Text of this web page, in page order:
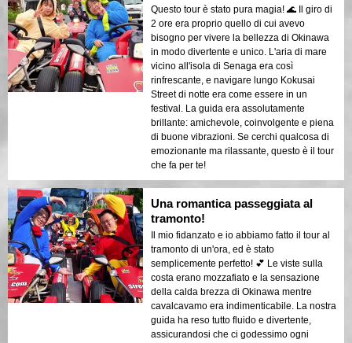
Questo tour è stato pura magia! 🌊 Il giro di
2 ore era proprio quello di cui avevo
bisogno per vivere la bellezza di Okinawa
in modo divertente e unico. L'aria di mare
vicino all'isola di Senaga era così
rinfrescante, e navigare lungo Kokusai
Street di notte era come essere in un
festival. La guida era assolutamente
brillante: amichevole, coinvolgente e piena
di buone vibrazioni. Se cerchi qualcosa di
emozionante ma rilassante, questo è il tour
che fa per te!
Una romantica passeggiata al
tramonto!
Il mio fidanzato e io abbiamo fatto il tour al
tramonto di un'ora, ed è stato
semplicemente perfetto! 💕 Le viste sulla
costa erano mozzafiato e la sensazione
della calda brezza di Okinawa mentre
cavalcavamo era indimenticabile. La nostra
guida ha reso tutto fluido e divertente,
assicurandosi che ci godessimo ogni